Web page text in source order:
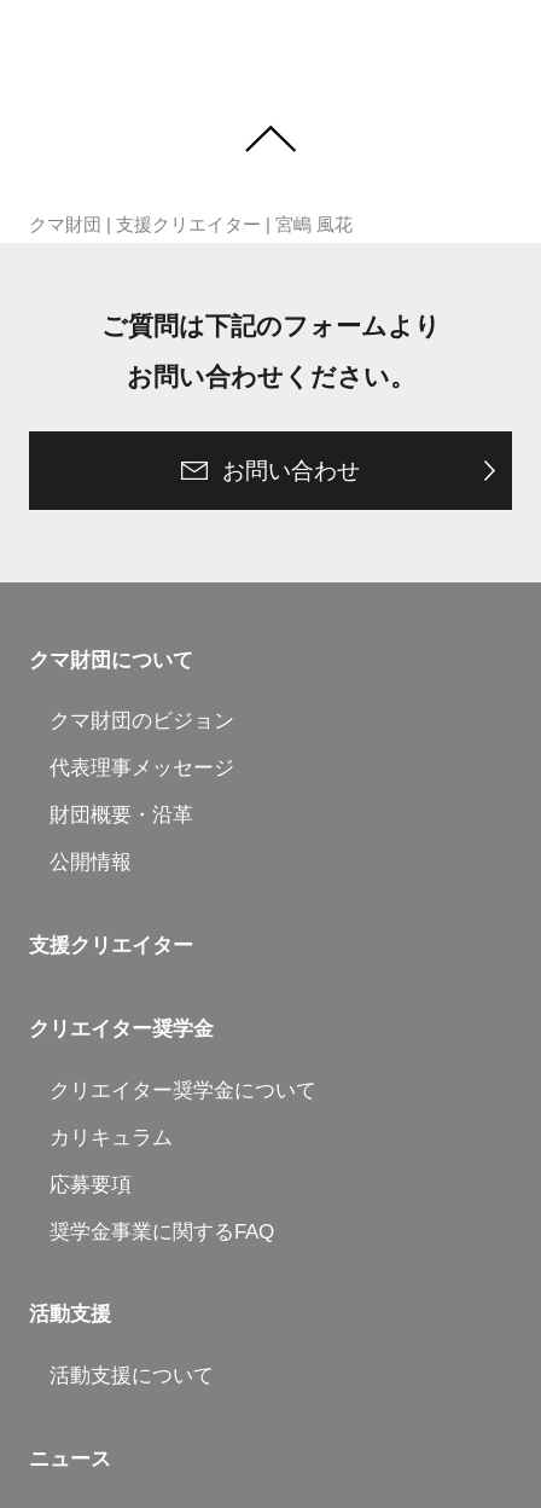
クマ財団 | 支援クリエイター | 宮嶋 風花
ご質問は下記のフォームより
お問い合わせください。
お問い合わせ
クマ財団について
クマ財団のビジョン
代表理事メッセージ
財団概要・沿革
公開情報
支援クリエイター
クリエイター奨学金
クリエイター奨学金について
カリキュラム
応募要項
奨学金事業に関するFAQ
活動支援
活動支援について
ニュース